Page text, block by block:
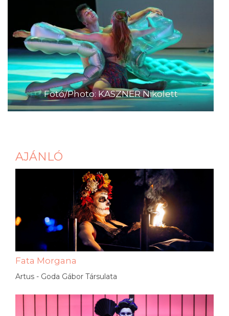
Fotó/Photo: KASZNER Nikolett
AJÁNLÓ
Fata Morgana
Artus - Goda Gábor Társulata